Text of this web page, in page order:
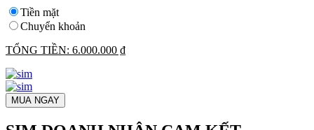
Tiền mặt
Chuyển khoản
TỔNG TIỀN: 6.000.000 ₫
MUA NGAY